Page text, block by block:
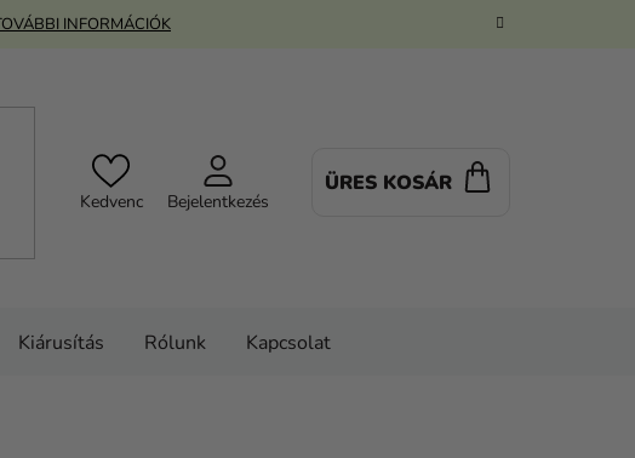
INFORMÁCIÓK
Kedvenc Bejelentkezés
ÜRES KOSÁR
Kiárusítás Rólunk Kapcsolat